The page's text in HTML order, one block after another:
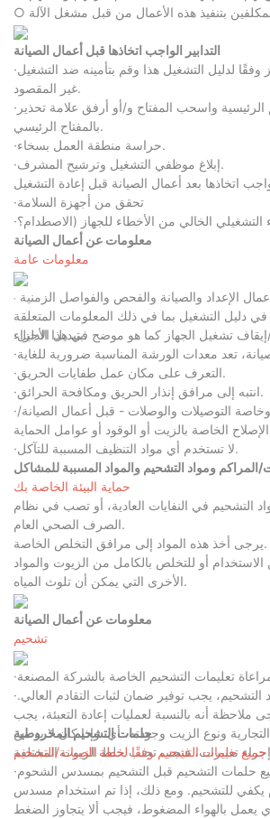
بتنفيذ هذه الأعمال من قبل مشغل الآلة
التدابير الواجب اتخاذها قبل أعمال الصيانة
·قم بإيقاف تشغيل الجهاز وفقًا لدليل التشغيل هذا وقم بتأمينه ضد التشغيل
غير المقصود.
·قم بقفل أجهزة التحكم الرئيسية واسحب المفتاح و/أو أرفق علامة تحذير
بالمفتاح الرئيسي.
·حراسة منطقة العمل بسخاء.
·إبلاغ موظفي التشغيل وترشيح المشرف.
اتخاذها بعد أعمال الصيانة قبل إعادة التشغيل
·تحقق من أجهزة السلامة
معلومات عن أعمال الصيانة
معلومات عامة
·
دليل التشغيل بما في ذلك المعلومات المتعلقة
بتبديل الأجزاء.
·التعرف على مكان عمل طفايات الحريق.
·انتبه إلى مرافق إنذار الحريق ومكافحة الحرائق.
·قم بتنظيف الماكينة - وخاصة التوصيلات والوصلات - قبل أعمال الصيانة/
·لا تستخدم أي مواد التنظيف المسببة للتآكل.
المراكم ومواد التشحيم والمواد المسببة للمشاكل
حماية البيئة الخاصة بك
التشحيم في النفايات العادية، أو تصب في نظام
الصرف الصحي العام.
يرجى أخذ هذه المواد إلى مرافق التخلص الخاصة.
أو للتخلص بالكامل من الزيوت والمواد
الأخرى التي يمكن أن تلوث المياه.
معلومات عن أعمال الصيانة
تشحيم
·بالنسبة لجميع مواد التشحيم، يجب توفير ضمان لثبات التقادم العالي.
ملاحظة أنه بالنسبة لعمليات إعادة التعبئة، يجب
التجارية ونوع الزيت وجودته، أي. وإذا كان لا بد من
حلمات التشحيم المخروطية
للتشحيم. ومع ذلك، إذا تم استخدام مسدس
يعمل بالهواء المضغوط، فيجب ألا يتجاوز الضغط